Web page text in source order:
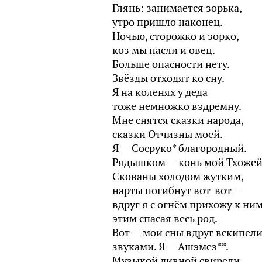
Глянь: занимается зорька,
утро пришло наконец.
Ночью, сторожко и зорко,
коз мы пасли и овец.
Больше опасности нету.
Звёзды отходят ко сну.
Я на коленях у деда
тоже немножко вздремну.
Мне снятся сказки народа,
сказки Отчизны моей.
Я — Сосруко* благородный.
Рядышком — конь мой
Скованы холодом жутким,
нарты погибнут вот-вот —
вдруг я с огнём прихожу к
этим спасая весь род.
Вот — мои сны вдруг вскипели
звуками. Я — Ашэмез**.